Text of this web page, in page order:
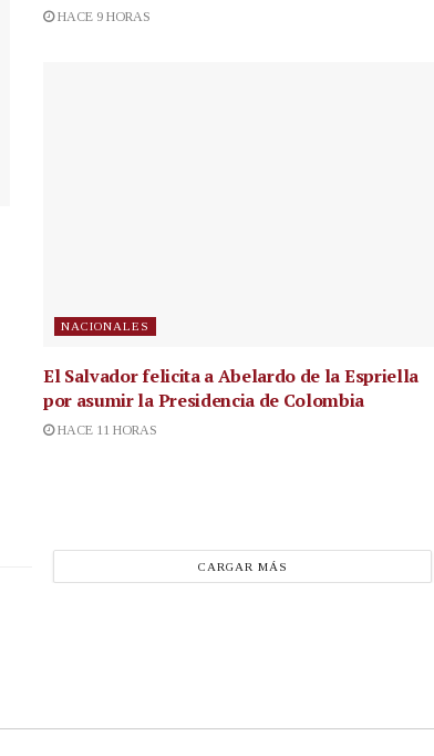
HACE 9 HORAS
NACIONALES
El Salvador felicita a Abelardo de la Espriella
por asumir la Presidencia de Colombia
HACE 11 HORAS
CARGAR MÁS